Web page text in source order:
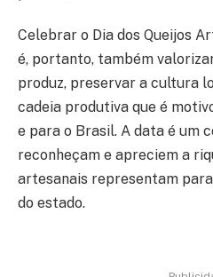
Celebrar o Dia dos Queijos
é, portanto, também
produz, preservar a cultura
cadeia produtiva que é
e para o Brasil. A data é um
reconheçam e apreciem a
artesanais representam
do estado.